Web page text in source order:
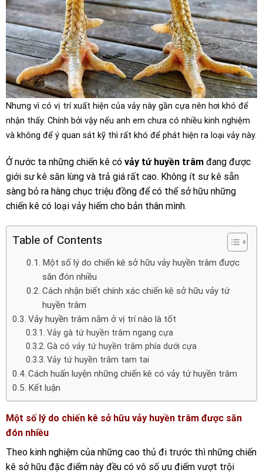
Nhưng vì có vị trí xuất hiện của vảy này gần cựa nên hơi khó để
nhận thấy. Chính bởi vậy nếu anh em chưa có nhiều kinh nghiệm
và không để ý quan sát kỹ thì rất khó để phát hiện ra loại vảy này.
Ở nước ta những chiến kê có vảy tứ huyền trâm đang được
giới sư kê săn lùng và trả giá rất cao. Không ít sư kê sẵn
sàng bỏ ra hàng chục triệu đồng để có thể sở hữu những
chiến kê có loại vảy hiếm cho bản thân mình.
Table of Contents
Một số lý do chiến kê sở hữu vảy huyền trâm được
săn đón nhiều
Cách nhận biết chính xác chiến kê sở hữu vảy tứ
huyền trâm
Vảy huyền trâm nằm ở vị trí nào là tốt
Vảy gà tứ huyền trâm ngang cựa
Gà có vảy tứ huyền trâm phía dưới cựa
Vảy tứ huyền trâm tam tai
Cách huấn luyện những chiến kê có vảy tứ huyền trâm
Kết luận
Một số lý do chiến kê sở hữu vảy huyền trâm được săn
đón nhiều
Theo kinh nghiệm của những cao thủ đi trước thì những chiến
kê sở hữu đặc điểm này đều có vô số ưu điểm vượt trội